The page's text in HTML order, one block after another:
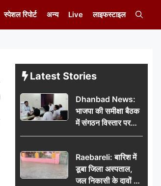
स्पेशल रिपोर्ट अन्य Live लाइफस्टाइल
Latest Stories
Dhanbad News:
भाजपा की समीक्षा बैठक
में संगठन विस्तार पर
मंथन, बीडीओ से
जनसमस्याओं का विवरण
Raebareli: बारिश में
डूबा जिला अस्पताल,
जल निकासी के दावों की